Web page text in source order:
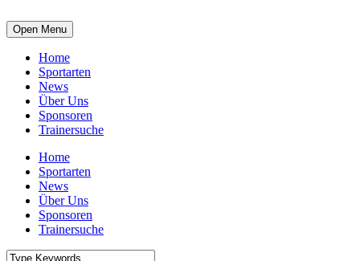
Open Menu
Home
Sportarten
News
Über Uns
Sponsoren
Trainersuche
Home
Sportarten
News
Über Uns
Sponsoren
Trainersuche